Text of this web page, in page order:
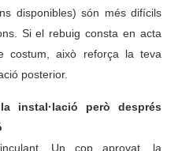
disponibles) són més difícils
Si el rebuig consta en acta
costum, això reforça la teva
posterior.
instal·lació però després
Un cop aprovat, la